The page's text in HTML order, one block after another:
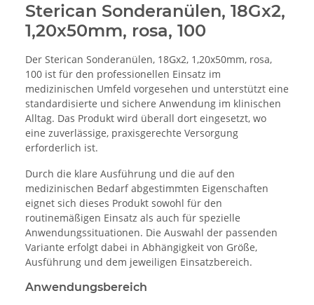
Sterican Sonderanülen, 18Gx2,
1,20x50mm, rosa, 100
Der Sterican Sonderanülen, 18Gx2, 1,20x50mm, rosa,
100 ist für den professionellen Einsatz im
medizinischen Umfeld vorgesehen und unterstützt eine
standardisierte und sichere Anwendung im klinischen
Alltag. Das Produkt wird überall dort eingesetzt, wo
eine zuverlässige, praxisgerechte Versorgung
erforderlich ist.
Durch die klare Ausführung und die auf den
medizinischen Bedarf abgestimmten Eigenschaften
eignet sich dieses Produkt sowohl für den
routinemäßigen Einsatz als auch für spezielle
Anwendungssituationen. Die Auswahl der passenden
Variante erfolgt dabei in Abhängigkeit von Größe,
Ausführung und dem jeweiligen Einsatzbereich.
Anwendungsbereich